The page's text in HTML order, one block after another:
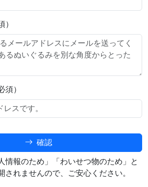
）
須）
確認
情報のため」「わいせつ物のため」と
されませんので、ご安心ください。